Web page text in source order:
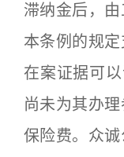
滞纳金后，
本条例的规定
在案证据可
尚未为其办
保险费。众